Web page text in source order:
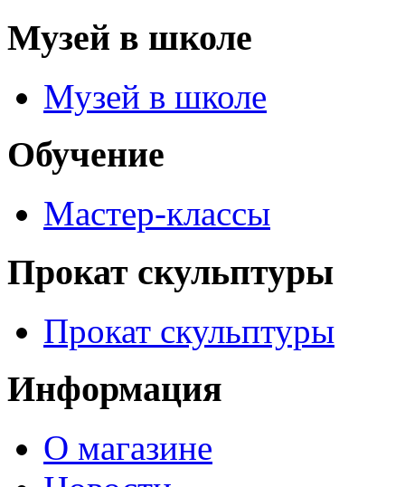
Музей в школе
Музей в школе
Обучение
Мастер-классы
Прокат скульптуры
Прокат скульптуры
Информация
О магазине